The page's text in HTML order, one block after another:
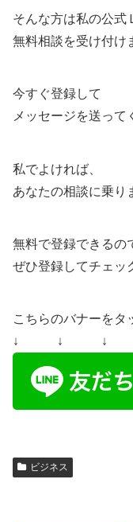
そんな方は私の公式
無料相談を受け付け
今すぐ登録して
メッセージを送って
私でよければ、
あなたの相談に乗り
無料で登録できるの
ぜひ登録してチェッ
こちらのバナーをタ
↓ ↓ ↓
ビジネス